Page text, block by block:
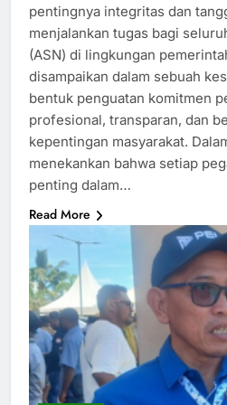
pentingnya integritas dan
menjalankan tugas bagi
(ASN) di lingkungan
disampaikan dalam sebuah
bentuk penguatan komitmen
profesional, transparan, dan
kepentingan masyarakat.
menekankan bahwa setiap
penting dalam…
Read More